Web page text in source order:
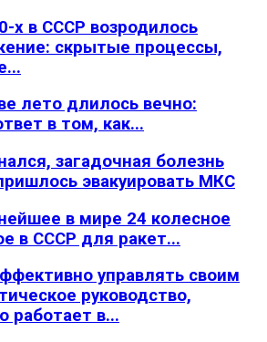
х в СССР возродилось
скрытые процессы,
лето длилось вечно:
в том, как...
загадочная болезнь
эвакуировать МКС
в мире 24 колесное
в СССР для ракет...
управлять своим
руководство,
работает в...